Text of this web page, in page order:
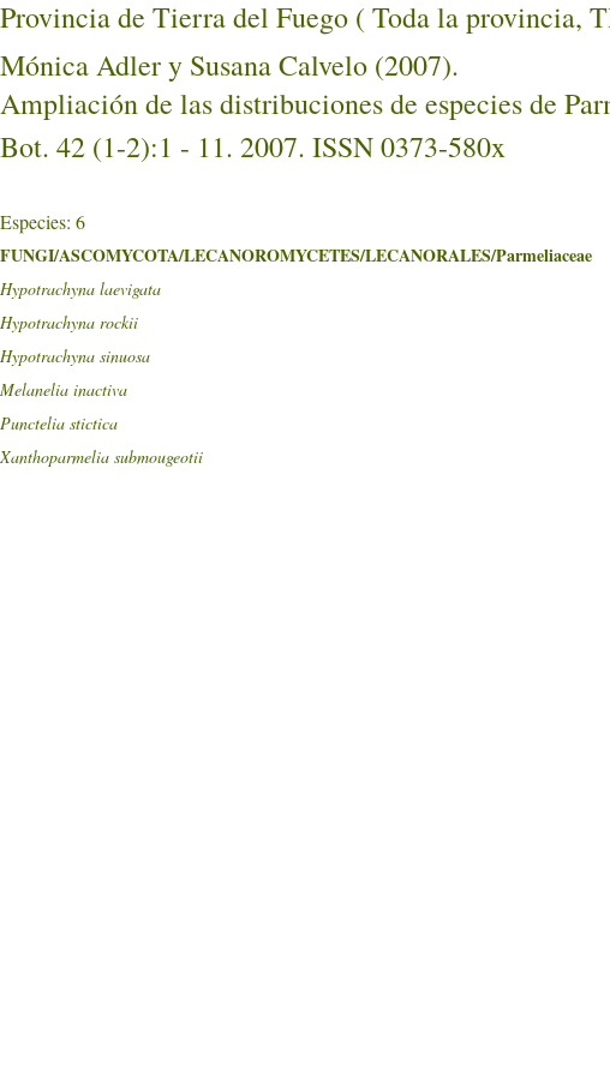
Provincia de Tierra del Fuego ( Toda la
Mónica Adler y Susana Calvelo (2007).
Ampliación de las distribuciones de especies de
Bot. 42 (1-2):1 - 11. 2007. ISSN 0373-580x
Especies: 6
FUNGI/ASCOMYCOTA/LECANOROMYCETES/LECANORALES/Parmeliaceae
Hypotrachyna laevigata
Hypotrachyna rockii
Hypotrachyna sinuosa
Melanelia inactiva
Punctelia stictica
Xanthoparmelia submougeotii